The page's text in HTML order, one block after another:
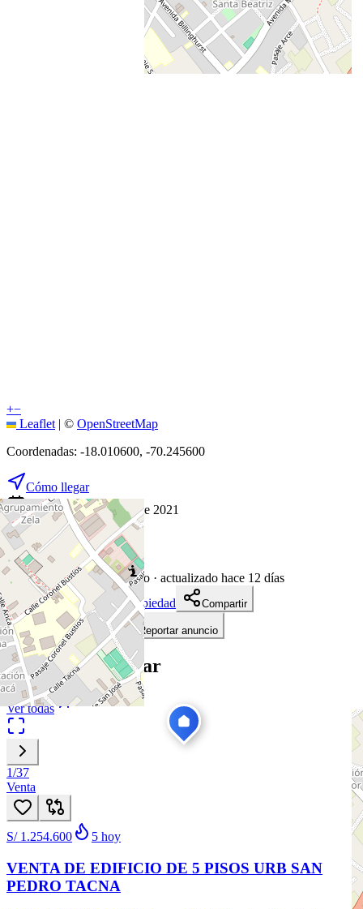
+−
Leaflet | © OpenStreetMap
Coordenadas: -18.010600, -70.245600
Cómo llegar
Publicado 23 de julio de 2021
114
visitas
23 de julio de 2021
1844
días en el mercado · actualizado hace 12 días
Descargar ficha de propiedad
Compartir
Añadir a tablero Reportar anuncio
Te puede interesar
Ver todas
1/37
Venta
S/ 1.254.600 5 hoy
VENTA DE EDIFICIO DE 5 PISOS URB SAN
PEDRO TACNA